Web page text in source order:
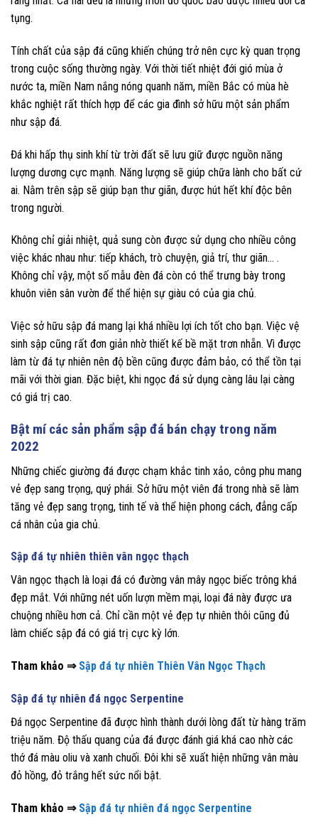
tụng.
Tính chất của sập đá cũng khiến chúng trở nên cực kỳ quan trọng
trong cuộc sống thường ngày. Với thời tiết nhiệt đới gió mùa ở
nước ta, miền Nam nắng nóng quanh năm, miền Bắc có mùa hè
khắc nghiệt rất thích hợp để các gia đình sở hữu một sản phẩm
như sập đá.
Đá khi hấp thụ sinh khí từ trời đất sẽ lưu giữ được nguồn năng
lượng dương cực mạnh. Năng lượng sẽ giúp chữa lành cho bất cứ
ai. Nằm trên sập sẽ giúp bạn thư giãn, được hút hết khí độc bên
trong người.
Không chỉ giải nhiệt, quả sung còn được sử dụng cho nhiều công
việc khác nhau như: tiếp khách, trò chuyện, giả trí, thư giãn… .
Không chỉ vậy, một số mẫu đèn đá còn có thể trưng bày trong
khuôn viên sân vườn để thể hiện sự giàu có của gia chủ.
Việc sở hữu sập đá mang lại khá nhiều lợi ích tốt cho bạn. Việc vệ
sinh sập cũng rất đơn giản nhờ thiết kế bề mặt trơn nhẵn. Vì được
làm từ đá tự nhiên nên độ bền cũng được đảm bảo, có thể tồn tại
mãi với thời gian. Đặc biệt, khi ngọc đá sử dụng càng lâu lại càng
có giá trị cao.
Bật mí các sản phẩm sập đá bán chạy trong năm
2022
Những chiếc giường đá được chạm khắc tinh xảo, công phu mang
vẻ đẹp sang trọng, quý phái. Sở hữu một viên đá trong nhà sẽ làm
tăng vẻ đẹp sang trọng, tinh tế và thể hiện phong cách, đẳng cấp
cá nhân của gia chủ.
Sập đá tự nhiên thiên vân ngọc thạch
Vân ngọc thạch là loại đá có đường vân mây ngọc biếc trông khá
đẹp mắt. Với những nét uốn lượn mềm mại, loại đá này được ưa
chuộng nhiều hơn cả. Chỉ cần một vẻ đẹp tự nhiên thôi cũng đủ
làm chiếc sập đá có giá trị cực kỳ lớn.
Tham khảo ⇒ Sập đá tự nhiên Thiên Vân Ngọc Thạch
Sập đá tự nhiên đá ngọc Serpentine
Đá ngọc Serpentine đã được hình thành dưới lòng đất từ hàng trăm
triệu năm. Độ thấu quang của đá được đánh giá khá cao nhờ các
thớ đá màu oliu và xanh chuối. Đôi khi sẽ xuất hiện những vân màu
đỏ hồng, đỏ trắng hết sức nổi bật.
Tham khảo ⇒ Sập đá tự nhiên đá ngọc Serpentine